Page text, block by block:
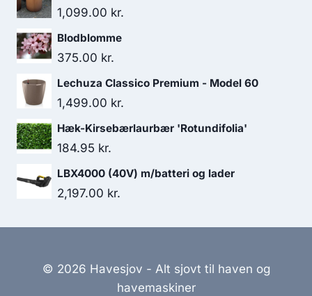
1,099.00 kr.
Blodblomme
375.00 kr.
Lechuza Classico Premium - Model 60
1,499.00 kr.
Hæk-Kirsebærlaurbær 'Rotundifolia'
184.95 kr.
LBX4000 (40V) m/batteri og lader
2,197.00 kr.
© 2026 Havesjov - Alt sjovt til haven og
havemaskiner